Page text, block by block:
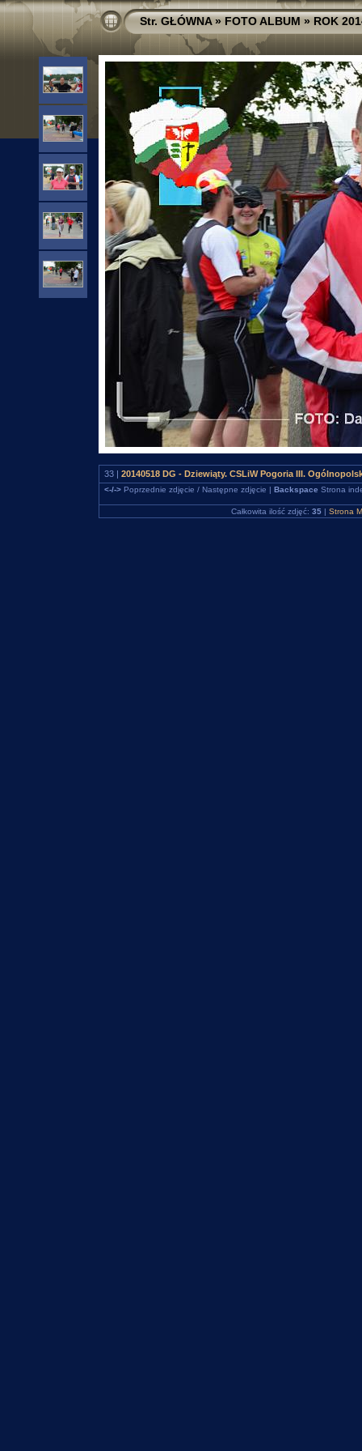
Str. GŁÓWNA»FOTO ALBUM»ROK
33 | 20140518 DG - Dziewiąty. CSLiW Pogoria III.
<-/->Poprzednie zdjęcie / Następne zdjęcie | Backspace Strona
Całkowita ilość zdjęć: 35 | Strona